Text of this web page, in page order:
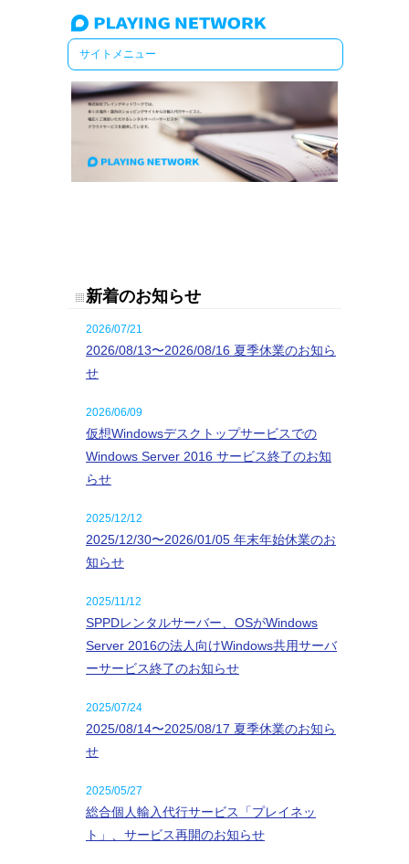
新着のお知らせ
2026/07/21
2026/08/13〜2026/08/16 夏季休業のお知ら
せ
2026/06/09
仮想Windowsデスクトップサービスでの
Windows Server 2016 サービス終了のお知
らせ
2025/12/12
2025/12/30〜2026/01/05 年末年始休業のお
知らせ
2025/11/12
SPPDレンタルサーバー、OSがWindows
Server 2016の法人向けWindows共用サーバ
ーサービス終了のお知らせ
2025/07/24
2025/08/14〜2025/08/17 夏季休業のお知ら
せ
2025/05/27
総合個人輸入代行サービス「プレイネッ
ト」、サービス再開のお知らせ